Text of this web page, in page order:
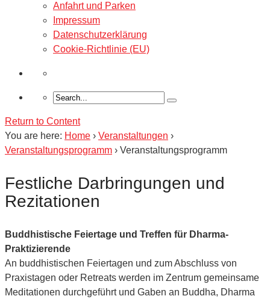
Anfahrt und Parken
Impressum
Datenschutzerklärung
Cookie-Richtlinie (EU)
Return to Content
You are here: Home › Veranstaltungen ›
Veranstaltungsprogramm › Veranstaltungsprogramm
Festliche Darbringungen und
Rezitationen
Buddhistische Feiertage und Treffen für Dharma-
Praktizierende
An buddhistischen Feiertagen und zum Abschluss von
Praxistagen oder Retreats werden im Zentrum gemeinsame
Meditationen durchgeführt und Gaben an Buddha, Dharma